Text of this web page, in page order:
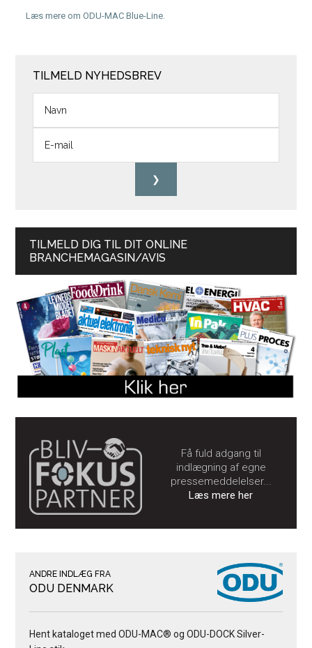
Læs mere om ODU-MAC Blue-Line.
TILMELD NYHEDSBREV
TILMELD DIG TIL DIT ONLINE
BRANCHEMAGASIN/AVIS
Få fuld adgang til
indlægning af egne
pressemeddelelser...
Læs mere her
ANDRE INDLÆG FRA
ODU DENMARK
Hent kataloget med ODU-MAC® og ODU-DOCK Silver-